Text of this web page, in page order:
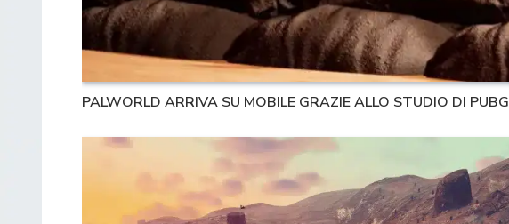
PALWORLD ARRIVA SU MOBILE GRAZIE ALLO STUDIO DI PUBG